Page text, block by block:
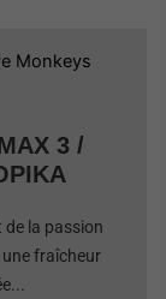
3 /
de la passion
une fraîcheur